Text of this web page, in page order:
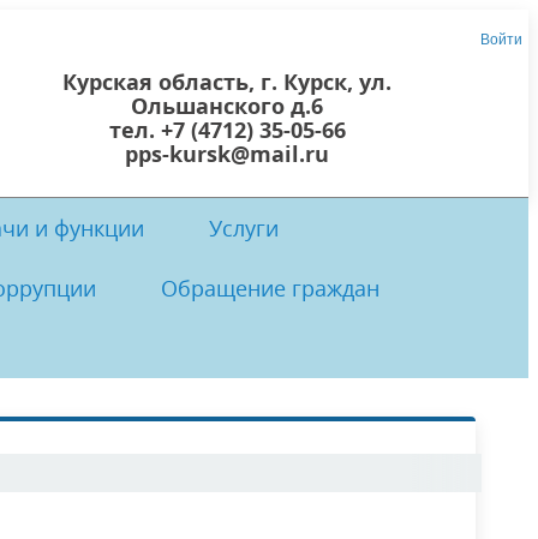
Войти
Курская область, г. Курск, ул.
Ольшанского д.6
тел. +7 (4712) 35-05-66
pps-kursk@mail.ru
и функции Услуги
Обращение граждан